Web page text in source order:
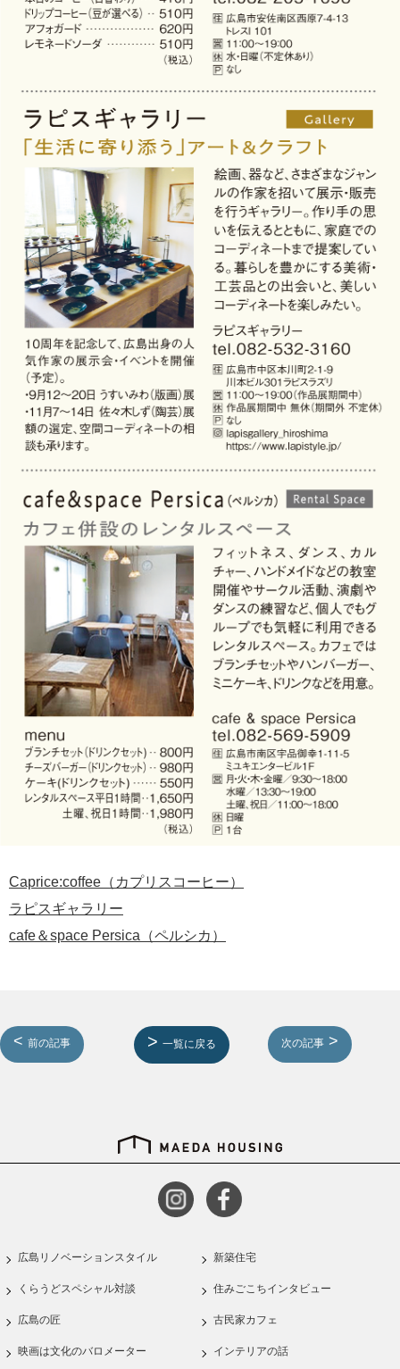
Caprice:coffee（カプリスコーヒー）
ラピスギャラリー
cafe＆space Persica（ペルシカ）
前の記事 一覧に戻る 次の記事
広島リノベーションスタイル 新築住宅
くらうどスペシャル対談 住みごこちインタビュー
広島の匠 古民家カフェ
映画は文化のバロメーター インテリアの話